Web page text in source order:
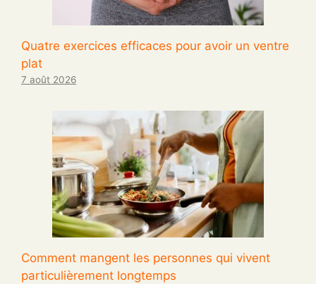
Quatre exercices efficaces pour avoir un ventre
plat
7 août 2026
Comment mangent les personnes qui vivent
particulièrement longtemps